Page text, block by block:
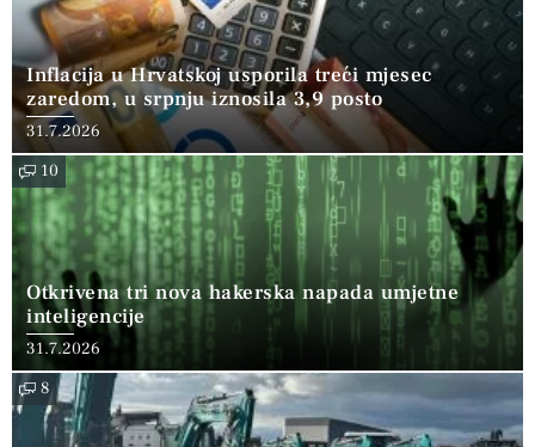
Inflacija u Hrvatskoj usporila treći mjesec
zaredom, u srpnju iznosila 3,9 posto
31.7.2026
10
Otkrivena tri nova hakerska napada umjetne
inteligencije
31.7.2026
8